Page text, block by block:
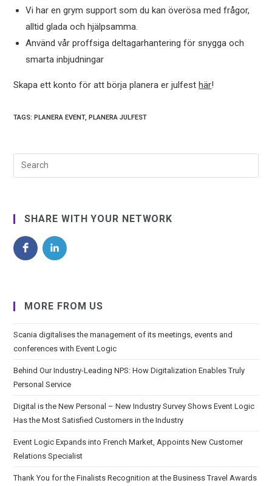
Vi har en grym support som du kan överösa med frågor,
alltid glada och hjälpsamma.
Använd vår proffsiga deltagarhantering för snygga och
smarta inbjudningar
Skapa ett konto för att börja planera er julfesthär!
TAGS:PLANERA EVENT, PLANERA JULFEST
SHARE WITH YOUR NETWORK
MORE FROM US
Scania digitalises the management of its meetings, events and
conferences with Event Logic
Behind Our Industry-Leading NPS: How Digitalization Enables Truly
Personal Service
Digital is the New Personal – New Industry Survey Shows Event Logic
Has the Most Satisfied Customers in the Industry
Event Logic Expands into French Market, Appoints New Customer
Relations Specialist
Thank You for the Finalists Recognition at the Business Travel Awards